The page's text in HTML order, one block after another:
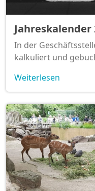
Jahreskalender
In der
kalkuliert und
Weiterlesen